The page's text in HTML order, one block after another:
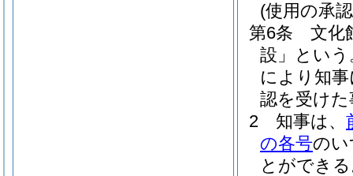
(使用の承
第6条
文化
設」という
により知
認を受け
2
知事は、
の各号のい
とができ